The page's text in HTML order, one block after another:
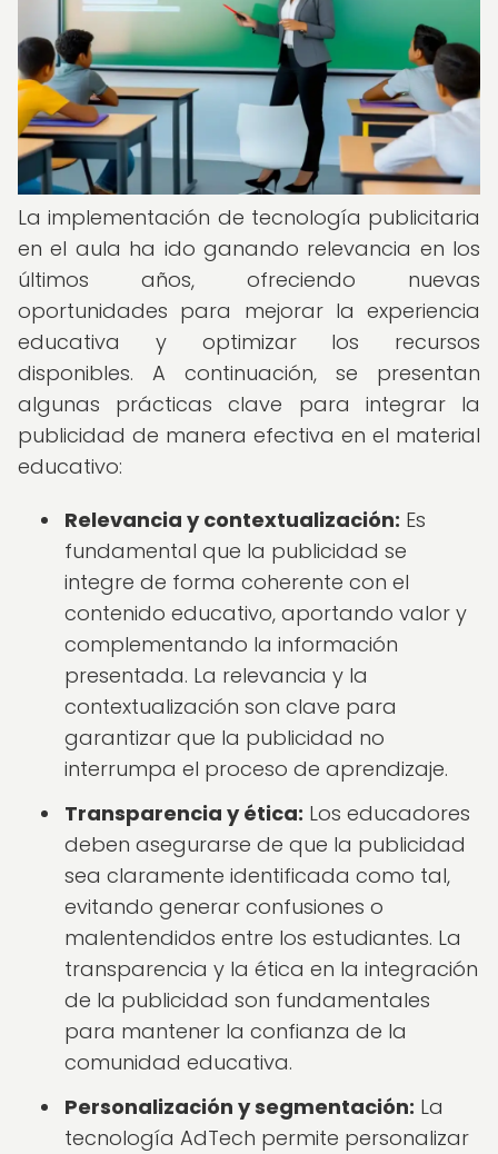
La implementación de tecnología publicitaria
en el aula ha ido ganando relevancia en los
últimos años, ofreciendo nuevas
oportunidades para mejorar la experiencia
educativa y optimizar los recursos
disponibles. A continuación, se presentan
algunas prácticas clave para integrar la
publicidad de manera efectiva en el material
educativo:
Relevancia y contextualización: Es
fundamental que la publicidad se
integre de forma coherente con el
contenido educativo, aportando valor y
complementando la información
presentada. La relevancia y la
contextualización son clave para
garantizar que la publicidad no
interrumpa el proceso de aprendizaje.
Transparencia y ética: Los educadores
deben asegurarse de que la publicidad
sea claramente identificada como tal,
evitando generar confusiones o
malentendidos entre los estudiantes. La
transparencia y la ética en la integración
de la publicidad son fundamentales
para mantener la confianza de la
comunidad educativa.
Personalización y segmentación: La
tecnología AdTech permite personalizar